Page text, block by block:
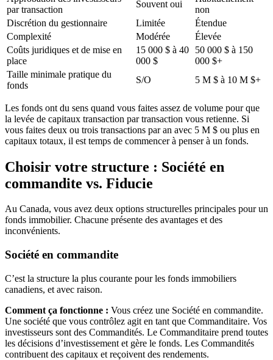
par transaction
Souvent oui
non
Discrétion du gestionnaire
Limitée
Étendue
Complexité
Modérée
Élevée
Coûts juridiques et de mise en
place
15 000 $ à 40
000 $
50 000 $ à 150
000 $+
Taille minimale pratique du
fonds
S/O 5 M $ à 10 M $+
Les fonds ont du sens quand vous faites assez de volume pour que
la levée de capitaux transaction par transaction vous retienne. Si
vous faites deux ou trois transactions par an avec 5 M $ ou plus en
capitaux totaux, il est temps de commencer à penser à un fonds.
Choisir votre structure : Société en
commandite vs. Fiducie
Au Canada, vous avez deux options structurelles principales pour un
fonds immobilier. Chacune présente des avantages et des
inconvénients.
Société en commandite
C’est la structure la plus courante pour les fonds immobiliers
canadiens, et avec raison.
Comment ça fonctionne : Vous créez une Société en commandite.
Une société que vous contrôlez agit en tant que Commanditaire. Vos
investisseurs sont des Commandités. Le Commanditaire prend toutes
les décisions d’investissement et gère le fonds. Les Commandités
contribuent des capitaux et reçoivent des rendements.